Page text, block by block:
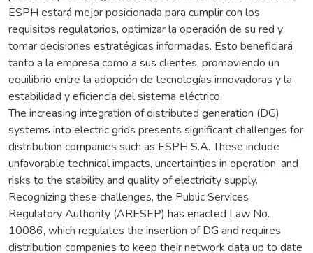
ESPH estará mejor posicionada para cumplir con los
requisitos regulatorios, optimizar la operación de su red y
tomar decisiones estratégicas informadas. Esto beneficiará
tanto a la empresa como a sus clientes, promoviendo un
equilibrio entre la adopción de tecnologías innovadoras y la
estabilidad y eficiencia del sistema eléctrico.
The increasing integration of distributed generation (DG)
systems into electric grids presents significant challenges for
distribution companies such as ESPH S.A. These include
unfavorable technical impacts, uncertainties in operation, and
risks to the stability and quality of electricity supply.
Recognizing these challenges, the Public Services
Regulatory Authority (ARESEP) has enacted Law No.
10086, which regulates the insertion of DG and requires
distribution companies to keep their network data up to date